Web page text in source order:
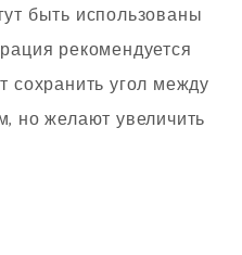
быть использованы
рекомендуется
сохранить угол между
но желают увеличить